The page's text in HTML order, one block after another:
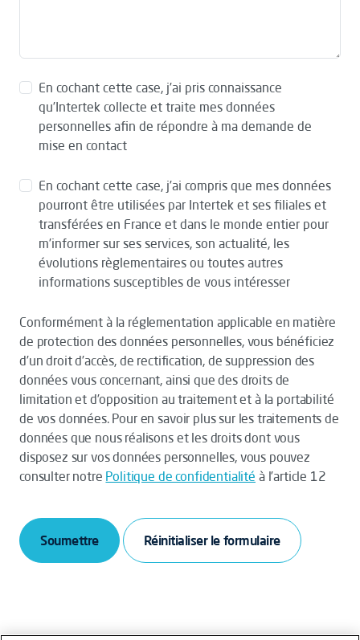
En cochant cette case, j’ai pris connaissance
qu’Intertek collecte et traite mes données
personnelles afin de répondre à ma demande de
mise en contact
En cochant cette case, j’ai compris que mes données
pourront être utilisées par Intertek et ses filiales et
transférées en France et dans le monde entier pour
m’informer sur ses services, son actualité, les
évolutions règlementaires ou toutes autres
informations susceptibles de vous intéresser
Conformément à la réglementation applicable en matière
de protection des données personnelles, vous bénéficiez
d’un droit d’accès, de rectification, de suppression des
données vous concernant, ainsi que des droits de
limitation et d’opposition au traitement et à la portabilité
de vos données. Pour en savoir plus sur les traitements de
données que nous réalisons et les droits dont vous
disposez sur vos données personnelles, vous pouvez
consulter notre Politique de confidentialité à l’article 12
Soumettre